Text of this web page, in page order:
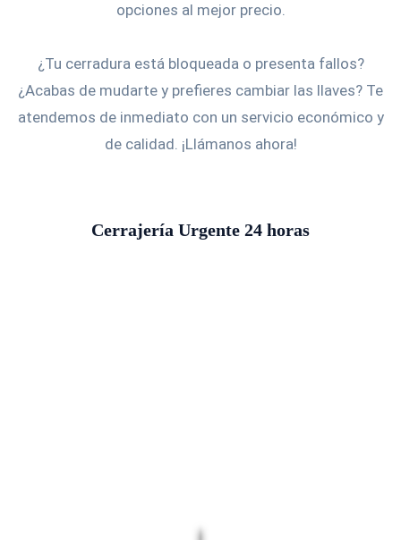
opciones al mejor precio.
¿Tu cerradura está bloqueada o presenta fallos?
¿Acabas de mudarte y prefieres cambiar las llaves? Te
atendemos de inmediato con un servicio económico y
de calidad. ¡Llámanos ahora!
Cerrajería Urgente 24 horas